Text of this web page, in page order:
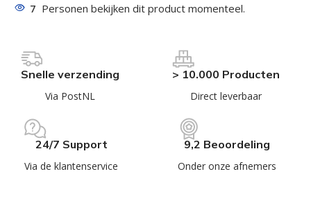
7 Personen bekijken dit product momenteel.
Snelle verzending
Via PostNL
> 10.000 Producten
Direct leverbaar
24/7 Support
Via de klantenservice
9,2 Beoordeling
Onder onze afnemers